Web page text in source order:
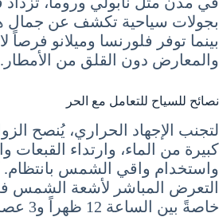
بجولات سياحية تكشف عن جمال
بينما توفر فلورنسا وميلانو
والمعارض دون القلق من الأمطار.
نصائح للسياح للتعامل مع الحر
لتجنب الإجهاد الحراري، يُنصح
كبيرة من الماء، وارتداء القبعات
واستخدام واقي الشمس
التعرض المباشر لأشعة الشمس
خاصةً بين الساعة 12 ظهراً و3 عصراً.